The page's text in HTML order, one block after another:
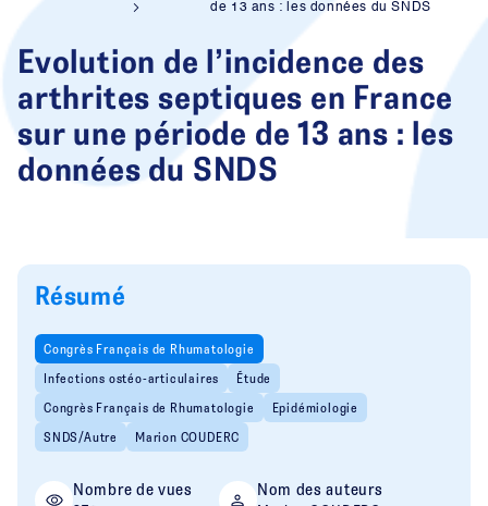
de 13 ans : les données du SNDS
Evolution de l’incidence des
arthrites septiques en France
sur une période de 13 ans : les
données du SNDS
Résumé
Congrès Français de Rhumatologie
Infections ostéo-articulaires
Étude
Congrès Français de Rhumatologie
Epidémiologie
SNDS/Autre
Marion COUDERC
Nombre de vues Nom des auteurs